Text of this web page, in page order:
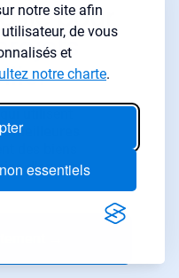
notre site afin
de vous
et
notre charte.
essentiels
pour
meilleures
d’erreur.